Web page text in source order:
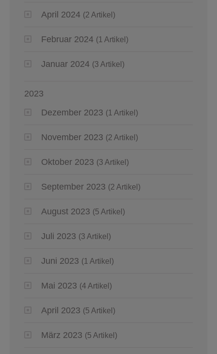
April 2024 (2 Artikel)
Februar 2024 (1 Artikel)
Januar 2024 (3 Artikel)
2023
Dezember 2023 (1 Artikel)
November 2023 (2 Artikel)
Oktober 2023 (3 Artikel)
September 2023 (2 Artikel)
August 2023 (5 Artikel)
Juli 2023 (3 Artikel)
Juni 2023 (1 Artikel)
Mai 2023 (4 Artikel)
April 2023 (5 Artikel)
März 2023 (5 Artikel)